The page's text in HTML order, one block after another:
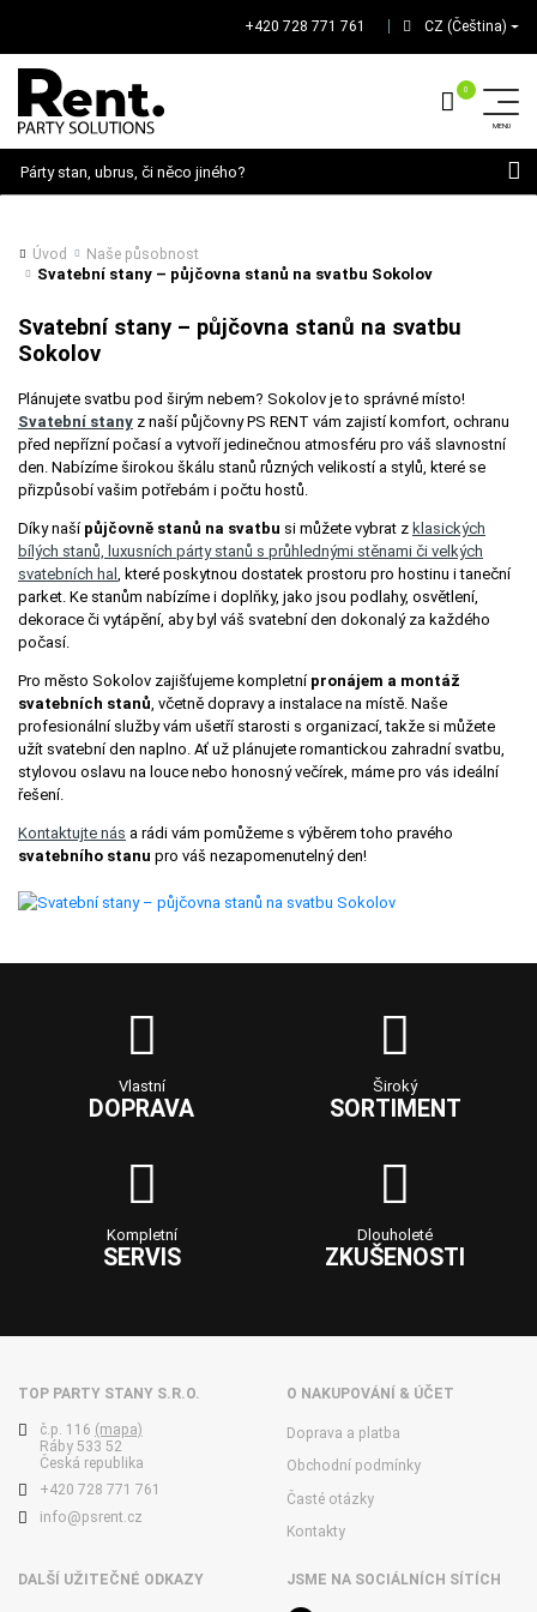
+420 728 771 761 CZ (Čeština)
Úvod Naše působnost
Svatební stany – půjčovna stanů na svatbu Sokolov
Svatební stany – půjčovna stanů na svatbu
Sokolov
Plánujete svatbu pod širým nebem? Sokolov je to správné místo!
Svatební stany z naší půjčovny PS RENT vám zajistí komfort, ochranu
před nepřízní počasí a vytvoří jedinečnou atmosféru pro váš slavnostní
den. Nabízíme širokou škálu stanů různých velikostí a stylů, které se
přizpůsobí vašim potřebám i počtu hostů.
Díky naší půjčovně stanů na svatbu si můžete vybrat z klasických
bílých stanů, luxusních párty stanů s průhlednými stěnami či velkých
svatebních hal , které poskytnou dostatek prostoru pro hostinu i taneční
parket. Ke stanům nabízíme i doplňky, jako jsou podlahy, osvětlení,
dekorace či vytápění, aby byl váš svatební den dokonalý za každého
počasí.
Pro město Sokolov zajišťujeme kompletní pronájem a montáž
svatebních stanů , včetně dopravy a instalace na místě. Naše
profesionální služby vám ušetří starosti s organizací, takže si můžete
užít svatební den naplno. Ať už plánujete romantickou zahradní svatbu,
stylovou oslavu na louce nebo honosný večírek, máme pro vás ideální
řešení.
Kontaktujte nás a rádi vám pomůžeme s výběrem toho pravého
svatebního stanu pro váš nezapomenutelný den!
Vlastní
DOPRAVA
Široký
SORTIMENT
Kompletní
SERVIS
Dlouholeté
ZKUŠENOSTI
TOP PARTY STANY S.R.O.
č.p. 116 (mapa)
Ráby 533 52
Česká republika
+420 728 771 761
info@psrent.cz
O NAKUPOVÁNÍ & ÚČET
Doprava a platba
Obchodní podmínky
Časté otázky
Kontakty
DALŠÍ UŽITEČNÉ ODKAZY JSME NA SOCIÁLNÍCH SÍTÍCH